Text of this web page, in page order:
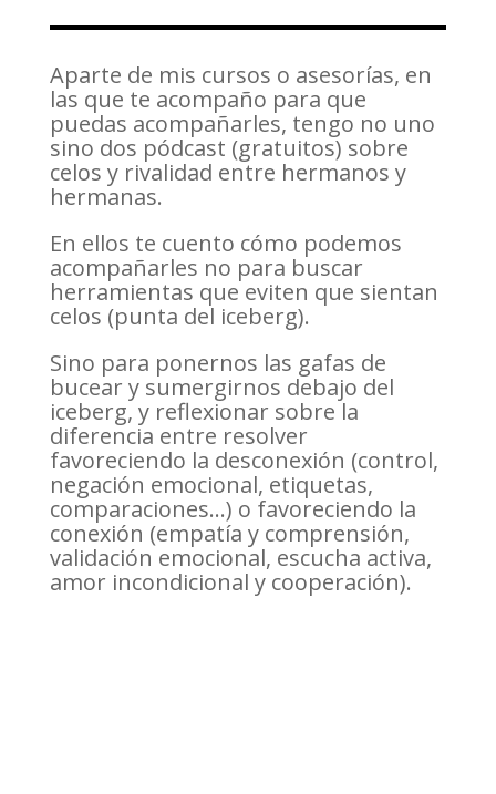
Aparte de mis cursos o asesorías, en
las que te acompaño para que
puedas acompañarles, tengo no uno
sino dos pódcast (gratuitos) sobre
celos y rivalidad entre hermanos y
hermanas.
En ellos te cuento cómo podemos
acompañarles no para buscar
herramientas que eviten que sientan
celos (punta del iceberg).
Sino para ponernos las gafas de
bucear y sumergirnos debajo del
iceberg, y reflexionar sobre la
diferencia entre resolver
favoreciendo la desconexión (control,
negación emocional, etiquetas,
comparaciones…) o favoreciendo la
conexión (empatía y comprensión,
validación emocional, escucha activa,
amor incondicional y cooperación).